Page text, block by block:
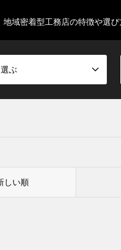
地域密着型工務店の特徴や選び
ぶ
しい順